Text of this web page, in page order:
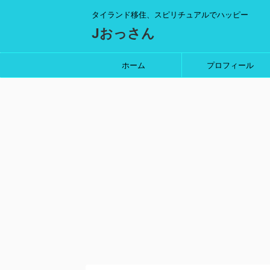
タイランド移住、スピリチュアルでハッピー
Jおっさん
ホーム プロフィール